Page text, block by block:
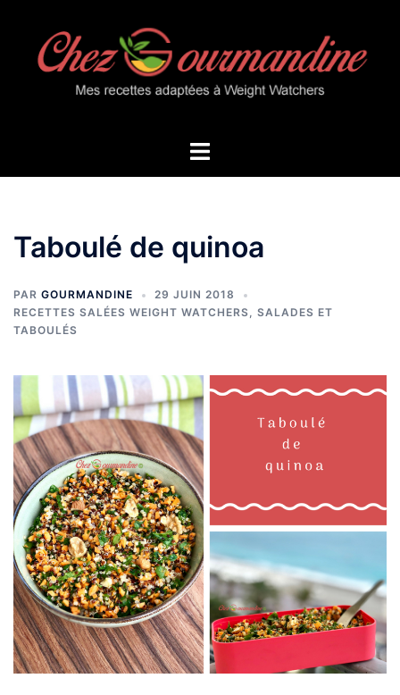
contenu
Ouvrir/fermer
Taboulé de quinoa
PAR GOURMANDINE
29 JUIN 2018
RECETTES SALÉES WEIGHT WATCHERS, SALADES ET
TABOULÉS